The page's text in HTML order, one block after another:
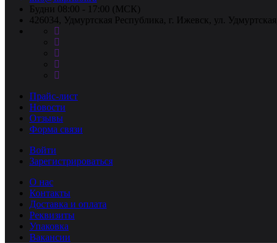
Будни 08:00 - 17:00 (МСК)
426034, Удмуртская Республика, г. Ижевск, ул.
Прайс-лист
Новости
Отзывы
Форма связи
Войти
Зарегистрироваться
О нас
Контакты
Доставка и оплата
Реквизиты
Упаковка
Вакансии